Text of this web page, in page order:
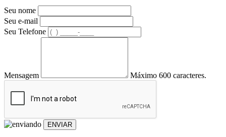
Seu nome
Seu e-mail
Seu Telefone
Mensagem Máximo 600 caracteres.
ENVIAR